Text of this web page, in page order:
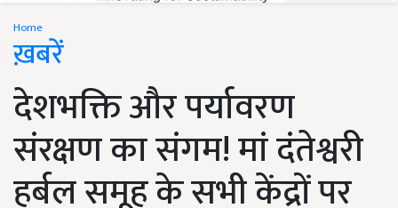
Home
ख़बरें
देशभक्ति और पर्यावरण
संरक्षण का संगम! मां दंतेश्वरी
हर्बल समूह के सभी केंद्रों पर